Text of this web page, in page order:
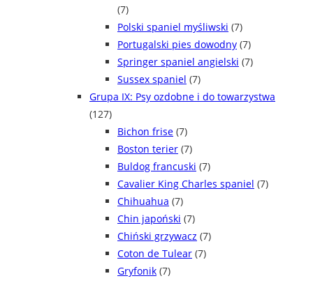
(7)
Polski spaniel myśliwski (7)
Portugalski pies dowodny (7)
Springer spaniel angielski (7)
Sussex spaniel (7)
Grupa IX: Psy ozdobne i do towarzystwa
(127)
Bichon frise (7)
Boston terier (7)
Buldog francuski (7)
Cavalier King Charles spaniel (7)
Chihuahua (7)
Chin japoński (7)
Chiński grzywacz (7)
Coton de Tulear (7)
Gryfonik (7)